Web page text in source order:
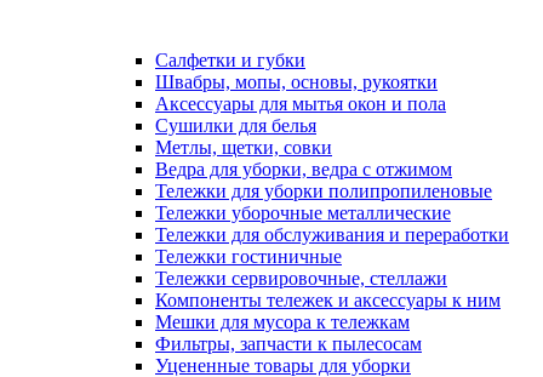
Салфетки и губки
Швабры, мопы, основы, рукоятки
Аксессуары для мытья окон и пола
Сушилки для белья
Метлы, щетки, совки
Ведра для уборки, ведра с отжимом
Тележки для уборки полипропиленовые
Тележки уборочные металлические
Тележки для обслуживания и переработки
Тележки гостиничные
Тележки сервировочные, стеллажи
Компоненты тележек и аксессуары к ним
Мешки для мусора к тележкам
Фильтры, запчасти к пылесосам
Уцененные товары для уборки